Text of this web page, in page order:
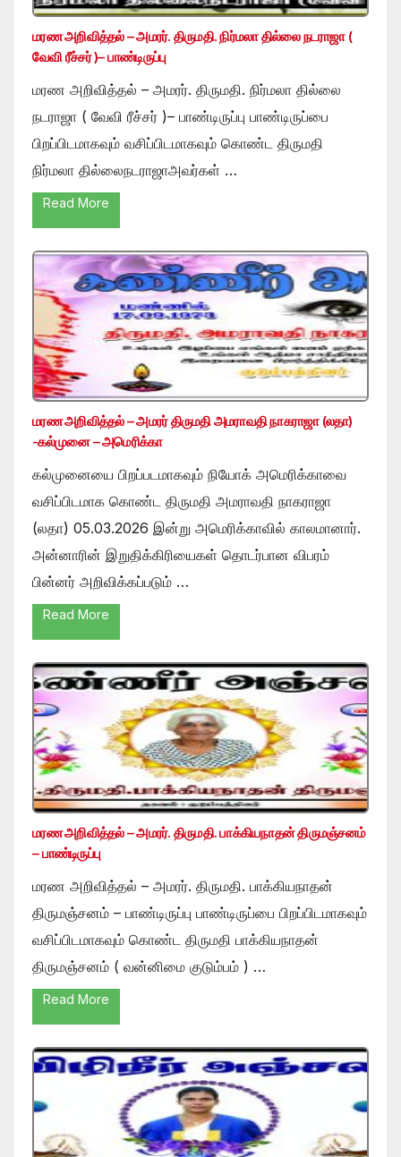
மரண அறிவித்தல் – அமரர். திருமதி. நிர்மலா தில்லை நடராஜா (
வேவி ரீச்சர் )– பாண்டிருப்பு
மரண அறிவித்தல் – அமரர். திருமதி. நிர்மலா தில்லை
நடராஜா ( வேவி ரீச்சர் )– பாண்டிருப்பு பாண்டிருப்பை
பிறப்பிடமாகவும் வசிப்பிடமாகவும் கொண்ட திருமதி
நிர்மலா தில்லைநடராஜாஅவர்கள் …
Read More
மரண அறிவித்தல் – அமரர் திருமதி அமராவதி நாகராஜா (லதா)
-கல்முனை – அமெரிக்கா
கல்முனையை பிறப்படமாகவும் நியோக் அமெரிக்காவை
வசிப்பிடமாக கொண்ட திருமதி அமராவதி நாகராஜா
(லதா) 05.03.2026 இன்று அமெரிக்காவில் காலமானார்.
அன்னாரின் இறுதிக்கிரியைகள் தொடர்பான விபரம்
பின்னர் அறிவிக்கப்படும் …
Read More
மரண அறிவித்தல் – அமரர். திருமதி. பாக்கியநாதன் திருமஞ்சனம்
– பாண்டிருப்பு
மரண அறிவித்தல் – அமரர். திருமதி. பாக்கியநாதன்
திருமஞ்சனம் – பாண்டிருப்பு பாண்டிருப்பை பிறப்பிடமாகவும்
வசிப்பிடமாகவும் கொண்ட திருமதி பாக்கியநாதன்
திருமஞ்சனம் ( வன்னிமை குடும்பம் ) …
Read More